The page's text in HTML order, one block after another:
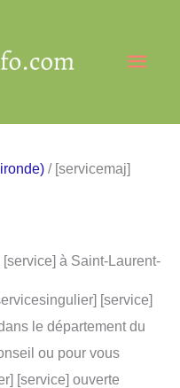
/ [servicemaj]
à Saint-Laurent-
[service]
le département du
ou pour vous
[service] ouverte